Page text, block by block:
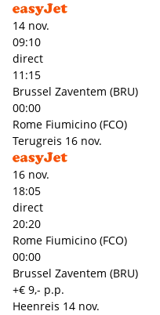
14 nov.
09:10
direct
11:15
Brussel Zaventem (BRU)
00:00
Rome Fiumicino (FCO)
Terugreis 16 nov.
16 nov.
18:05
direct
20:20
Rome Fiumicino (FCO)
00:00
Brussel Zaventem (BRU)
+€ 9,- p.p.
Heenreis 14 nov.